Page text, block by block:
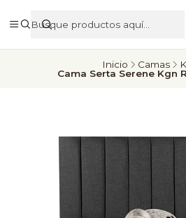
Inicio Camas
Cama Serta Serene Kgn